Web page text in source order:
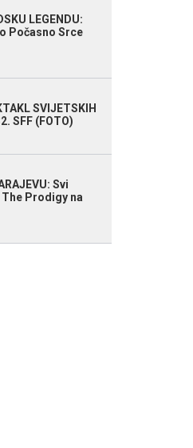
LEGENDU:
Počasno Srce
SVIJETSKIH
SFF (FOTO)
Svi
Prodigy na